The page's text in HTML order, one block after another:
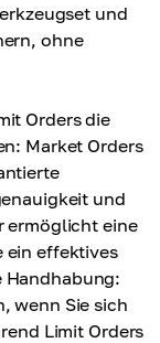
und
ohne
Orders die
Market Orders
und
ermöglicht eine
ein effektives
Handhabung:
wenn Sie sich
Limit Orders